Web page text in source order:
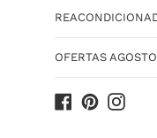
OFERTAS
Facebook
Pinterest